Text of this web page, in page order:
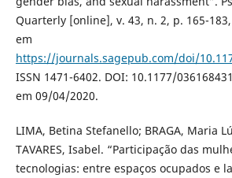
Quarterly [online], v. 43, n. 2, p. 165-
em
https://journals.sagepub.com/doi/
ISSN 1471-6402. DOI: 10.1177/
em 09/04/2020.
LIMA, Betina Stefanello; BRAGA, Maria
TAVARES, Isabel. “Participação das
tecnologias: entre espaços ocupados e